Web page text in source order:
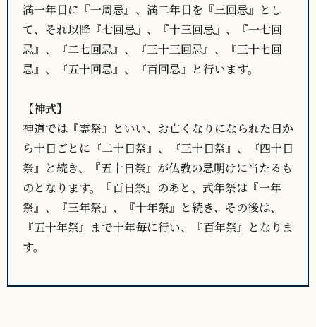
満一年目に『一周忌』、満二年目を『三回忌』とし
て、それ以降『七回忌』、『十三回忌』、『一七回
忌』、『二七回忌』、『三十三回忌』、『三十七回
忌』、『五十回忌』、『百回忌』と行います。
【神式】
神道では『霊祭』といい、お亡くなりになられた日か
ら十日ごとに『二十日祭』、『三十日祭』、『四十日
祭』と続き、『五十日祭』が仏教の忌明けに当たるも
のとなります。『百日祭』のあと、式年祭は『一年
祭』、『三年祭』、『十年祭』と続き、その後は、
『五十年祭』まで十年毎に行い、『百年祭』となりま
す。